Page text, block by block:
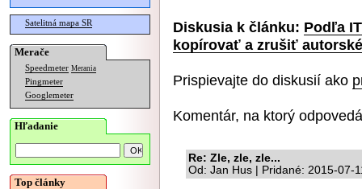
Satelitná mapa SR
Merače
Speedmeter Merania
Pingmeter
Googlemeter
Hľadanie
Top články
Diskusia k článku: Podľa
kopírovať a zrušiť
Prispievajte do diskusií ako
Komentár, na ktorý
Re: Zle, zle, zle...
Od: Jan Hus | Pridané: 2015-07-